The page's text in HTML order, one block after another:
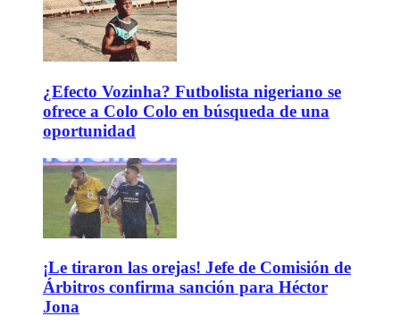
¿Efecto Vozinha? Futbolista nigeriano se
ofrece a Colo Colo en búsqueda de una
oportunidad
¡Le tiraron las orejas! Jefe de Comisión de
Árbitros confirma sanción para Héctor
Jona